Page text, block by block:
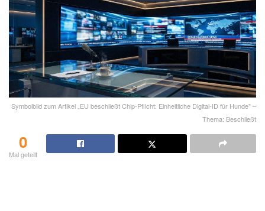
Symbolbild zum Artikel „EU beschließt Chip-Pflicht: Einheitliche Digital-ID für Hunde" –
Thema: Beschließt
0
Mal geteilt